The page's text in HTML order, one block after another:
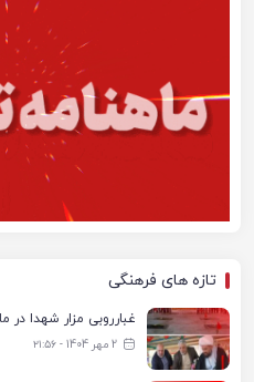
تازه های فرهنگی
2 مهر 1404 - ۲۱:۵۶